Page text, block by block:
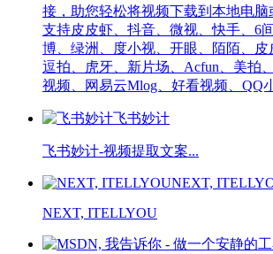
接，助您轻松将视频下载到本地电
支持皮皮虾、抖音、微视、快手、6
博、绿洲、度小视、开眼、陌陌、皮
逗拍、虎牙、新片场、Acfun、美拍
视频、网易云Mlog、好看视频、QQ
飞书妙计
飞书妙计-视频提取文案...
NEXT,
NEXT, ITELLYOU